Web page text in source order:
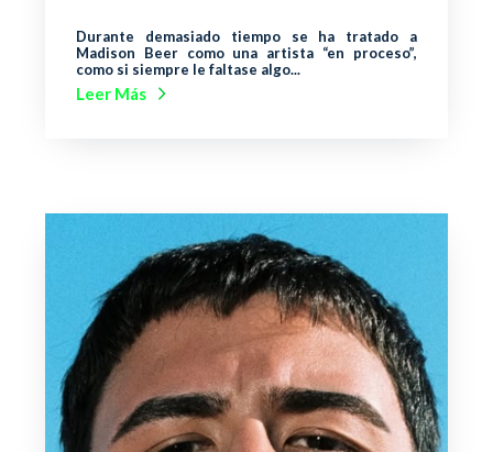
Durante demasiado tiempo se ha tratado a
Madison Beer como una artista “en proceso”,
como si siempre le faltase algo...
Leer Más